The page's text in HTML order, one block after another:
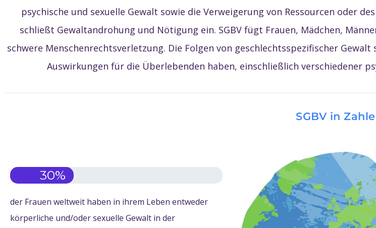
psychische und sexuelle Gewalt sowie die Verweigerung von Ressourcen oder
schließt Gewaltandrohung und Nötigung ein. SGBV fügt Frauen, Mädchen,
schwere Menschenrechtsverletzung. Die Folgen von geschlechtsspezifischer
Auswirkungen für die Überlebenden haben, einschließlich verschiedener
SGBV in
30%
der Frauen weltweit haben in ihrem Leben entweder
körperliche und/oder sexuelle Gewalt in der